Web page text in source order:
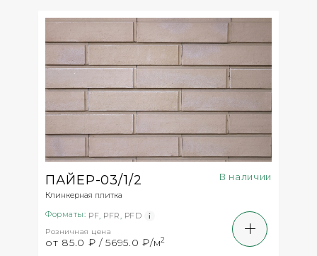
ПАЙЕР-03/1/2
Клинкерная плитка
В наличии
Форматы: PF, PFR, PFD
Розничная цена
от 85.0 ₽ / 5695.0 ₽/м2